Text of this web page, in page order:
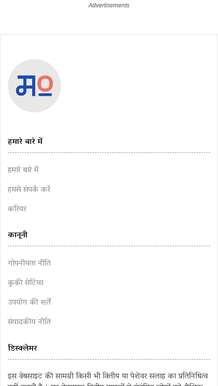
हमारे बारे में
हमारे बारे में
हमसे संपर्क करें
करियर
कानूनी
गोपनीयता नीति
कुकी सेटिंग्स
उपयोग की शर्तें
संपादकीय नीति
डिस्क्लेमर
इस वेबसाइट की सामग्री किसी भी वित्तीय या पेशेवर सलाह का प्रतिनिधित्व